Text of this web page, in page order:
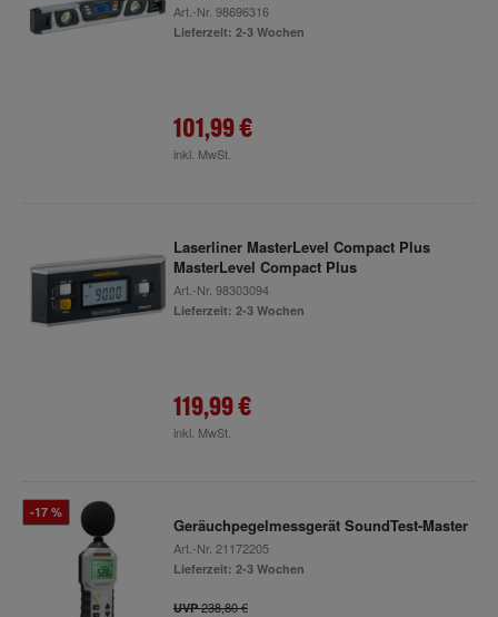
Art.-Nr. 98696316
Lieferzeit: 2-3 Wochen
101,99 €
inkl. MwSt.
Laserliner MasterLevel Compact Plus
MasterLevel Compact Plus
Art.-Nr. 98303094
Lieferzeit: 2-3 Wochen
119,99 €
inkl. MwSt.
-17 %
Geräuchpegelmessgerät SoundTest-Master
Art.-Nr. 21172205
Lieferzeit: 2-3 Wochen
UVP238,80 €